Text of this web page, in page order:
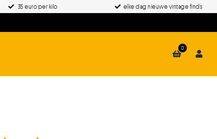
35 euro per kilo elke dag nieuwe vintage finds
0